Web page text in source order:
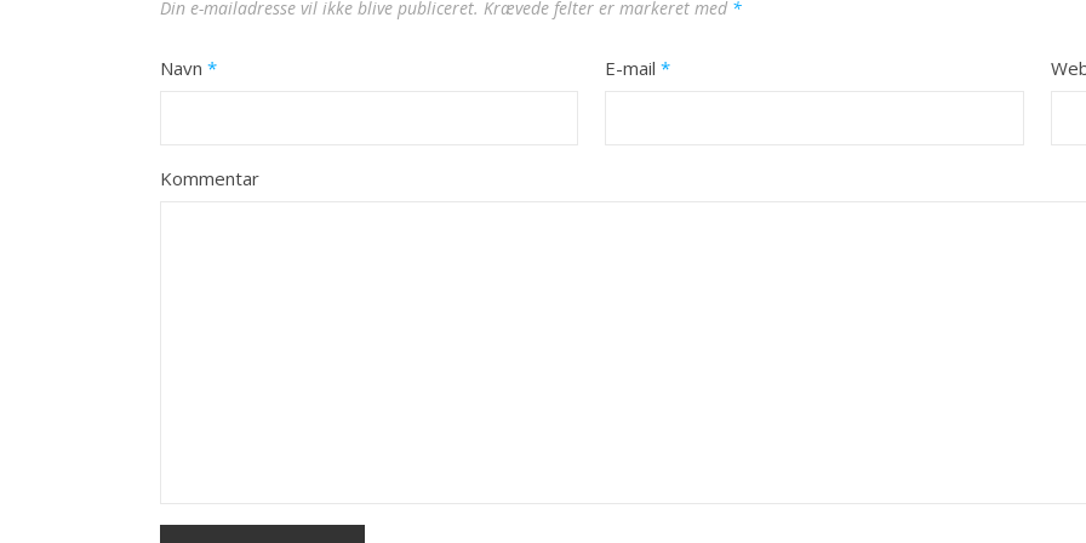
Din e-mailadresse vil ikke blive publiceret. Krævede felter er markeret med *
Navn * E-mail*
Kommentar